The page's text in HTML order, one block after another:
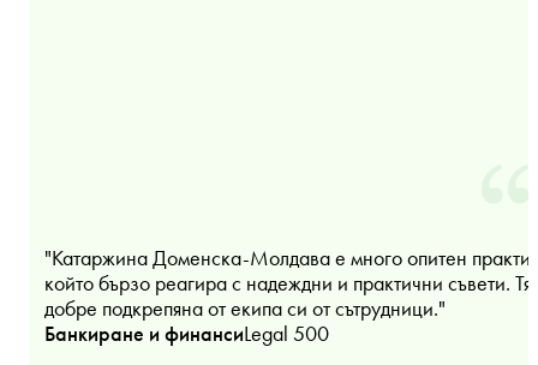
"Катаржина Доменска-Молдава е много опитен
който бързо реагира с надеждни и практични съвети. Тя
добре подкрепяна от екипа си от сътрудници."
Банкиране и финансиLegal 500